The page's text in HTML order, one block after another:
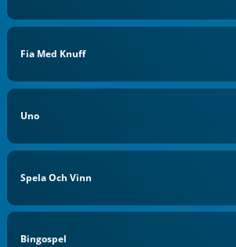
Fia Med Knuff
Uno
Spela Och Vinn
Bingospel